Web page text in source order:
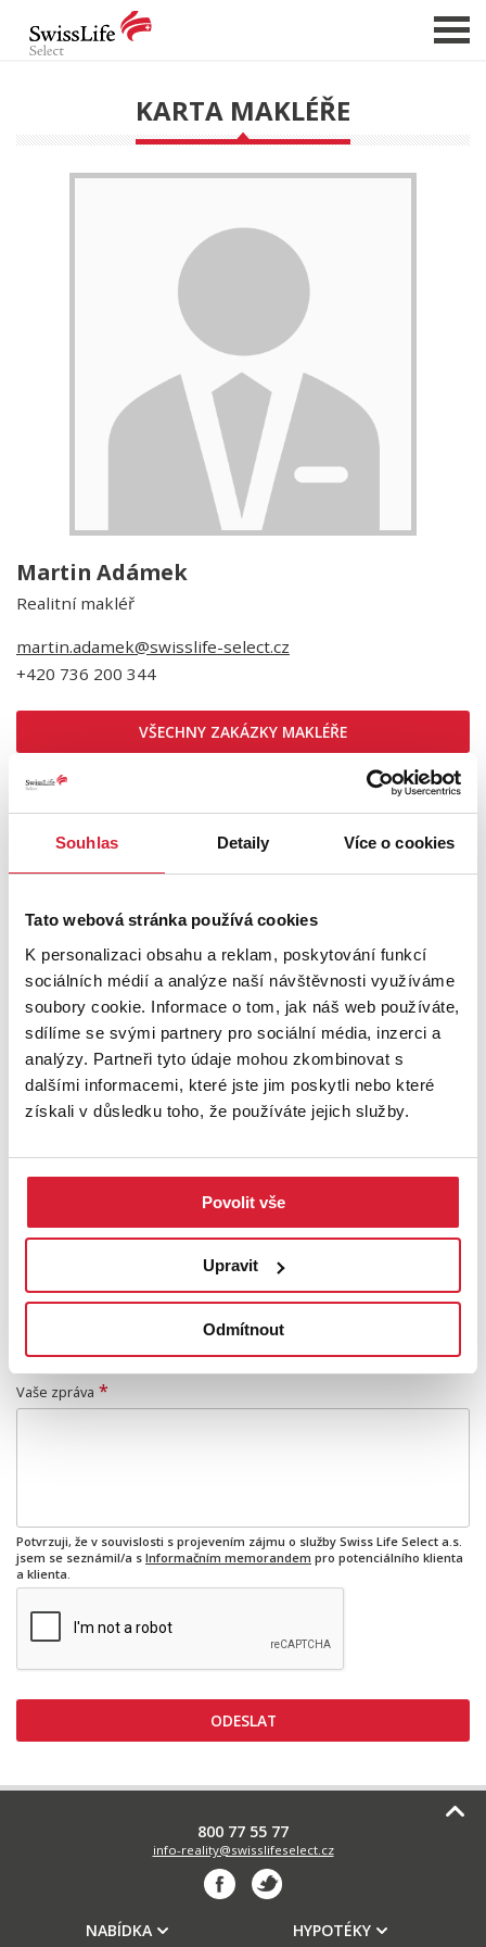
Souhlas Detaily Více o cookies
Tato webová stránka používá cookies
K personalizaci obsahu a reklam, poskytování funkcí
sociálních médií a analýze naší návštěvnosti využíváme
soubory cookie. Informace o tom, jak náš web používáte,
sdílíme se svými partnery pro sociální média, inzerci a
analýzy. Partneři tyto údaje mohou zkombinovat s
dalšími informacemi, které jste jim poskytli nebo které
získali v důsledku toho, že používáte jejich služby.
Povolit vše
Upravit
Odmítnout
NABÍDKA NEMOVITOSTÍ
CHCI PRODAT / PRONAJMOUT
CHCI OCENIT NEMOVITOST
KARIÉRA
FINANCOVÁNÍ / HYPOTÉKA
KARTA MAKLÉŘE
Martin Adámek
Realitní makléř
martin.adamek@swisslife-select.cz
+420 736 200 344
VŠECHNY ZAKÁZKY MAKLÉŘE
REFERENCE KLIENTŮ
KONTAKTUJTE MĚ
Jméno *
E-mail *
Telefon *
Vaše zpráva *
Potvrzuji, že v souvislosti s projevením zájmu o služby Swiss Life Select a.s.
jsem se seznámil/a s Informačním memorandem pro potenciálního klienta
a klienta.
ODESLAT
800 77 55 77
info-reality@swisslifeselect.cz
NABÍDKA HYPOTÉKY